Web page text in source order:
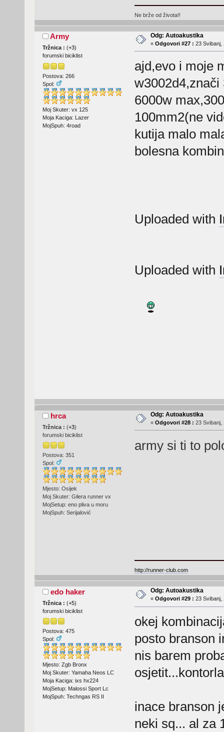
Ne brže od života!!
Army
Tržnica : (+3)
forumski biciklist
Postova: 266
Spol:
Moj Skuter: vx 125
Moja Kaciga: Lazer
MojSpuh: 4road
Odg: Autoakustika
« Odgovori #27 : 23 Svibanj,
ajd,evo i moje
6000w
100mm2(ne
kutija malo
bolesna
Uploaded with
Uploaded with
hrca
Tržnica : (+3)
forumski biciklist
Postova: 351
Spol:
Mjesto: Osijek
Moj Skuter: Gilera runner vx
MojSetup: eno pliva u moru
MojSpuh: Serijalović
Odg: Autoakustika
« Odgovori #28 : 23 Svibanj,
army si ti to
http://runner-club.com
edo haker
Tržnica : (+5)
forumski biciklist
Postova: 475
Spol:
Mjesto: Zgb Bronx
Moj Skuter: Yamaha Neos LC
Moja Kaciga: ixs hx224
MojSetup: Malossi Sport Lc
MojSpuh: Techngas RS II
Odg: Autoakustika
« Odgovori #29 : 23 Svibanj,
okej
posto branson
nis barem
inace branson
neki sq... al za